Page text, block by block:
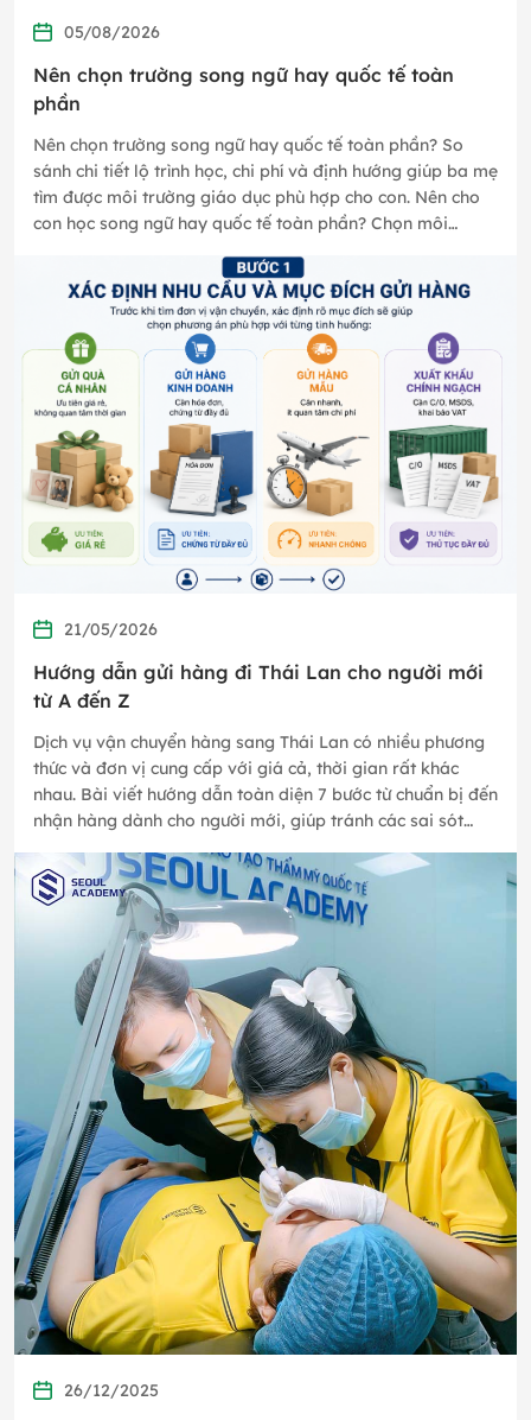
05/08/2026
Nên chọn trường song ngữ hay quốc tế toàn
phần
Nên chọn trường song ngữ hay quốc tế toàn phần? So
sánh chi tiết lộ trình học, chi phí và định hướng giúp ba mẹ
tìm được môi trường giáo dục phù hợp cho con. Nên cho
con học song ngữ hay quốc tế toàn phần? Chọn môi
21/05/2026
Hướng dẫn gửi hàng đi Thái Lan cho người mới
từ A đến Z
Dịch vụ vận chuyển hàng sang Thái Lan có nhiều phương
thức và đơn vị cung cấp với giá cả, thời gian rất khác
nhau. Bài viết hướng dẫn toàn diện 7 bước từ chuẩn bị đến
nhận hàng dành cho người mới, giúp tránh các sai sót
26/12/2025